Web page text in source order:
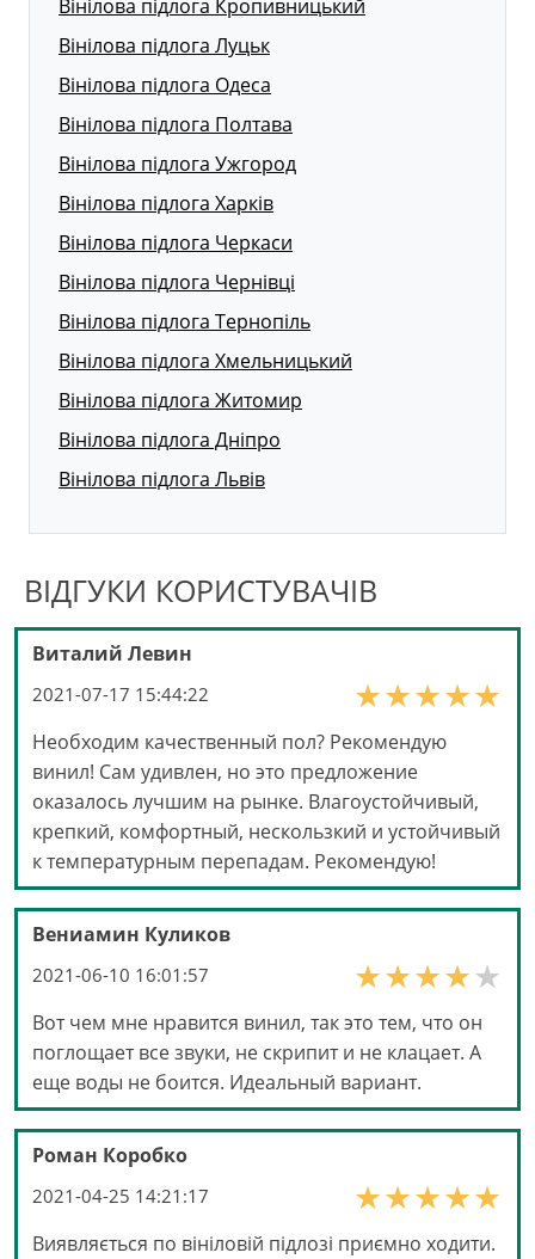
Вінілова підлога Кропивницький
Вінілова підлога Луцьк
Вінілова підлога Одеса
Вінілова підлога Полтава
Вінілова підлога Ужгород
Вінілова підлога Харків
Вінілова підлога Черкаси
Вінілова підлога Чернівці
Вінілова підлога Тернопіль
Вінілова підлога Хмельницький
Вінілова підлога Житомир
Вінілова підлога Дніпро
Вінілова підлога Львів
ВІДГУКИ КОРИСТУВАЧІВ
Виталий Левин
2021-07-17 15:44:22
Необходим качественный пол? Рекомендую
винил! Сам удивлен, но это предложение
оказалось лучшим на рынке. Влагоустойчивый,
крепкий, комфортный, нескользкий и устойчивый
к температурным перепадам. Рекомендую!
Вениамин Куликов
2021-06-10 16:01:57
Вот чем мне нравится винил, так это тем, что он
поглощает все звуки, не скрипит и не клацает. А
еще воды не боится. Идеальный вариант.
Роман Коробко
2021-04-25 14:21:17
Виявляється по вініловій підлозі приємно ходити.